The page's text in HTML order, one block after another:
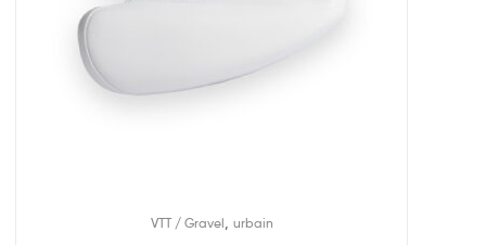
VTT / Gravel urbain